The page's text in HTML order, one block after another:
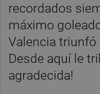
recordados
máximo
Valencia triunfó
Desde aquí le
agradecida!